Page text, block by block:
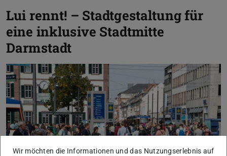
Lui rennt! – Stadtgestaltung für
eine inklusive Stadtmitte
Darmstadt
Wir möchten die Informationen und das Nutzungserlebnis auf